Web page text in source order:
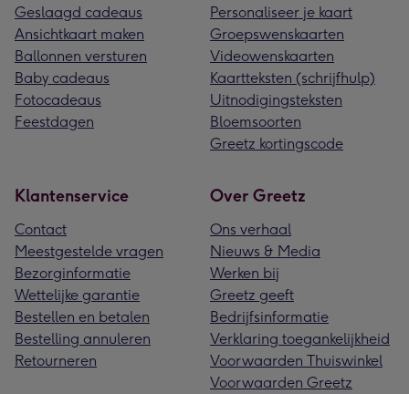
Geslaagd cadeaus
Ansichtkaart maken
Ballonnen versturen
Baby cadeaus
Fotocadeaus
Feestdagen
Personaliseer je kaart
Groepswenskaarten
Videowenskaarten
Kaartteksten (schrijfhulp)
Uitnodigingsteksten
Bloemsoorten
Greetz kortingscode
Klantenservice
Contact
Meestgestelde vragen
Bezorginformatie
Wettelijke garantie
Bestellen en betalen
Bestelling annuleren
Retourneren
Over Greetz
Ons verhaal
Nieuws & Media
Werken bij
Greetz geeft
Bedrijfsinformatie
Verklaring toegankelijkheid
Voorwaarden Thuiswinkel
Voorwaarden Greetz